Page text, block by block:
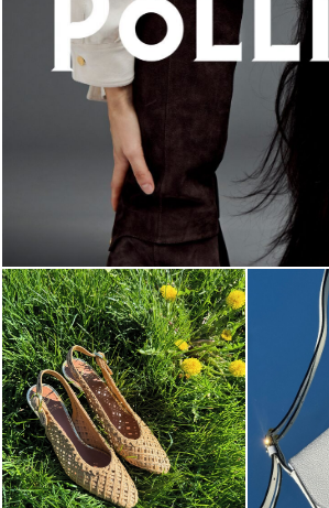
An ode to the house’s vibrant Italian